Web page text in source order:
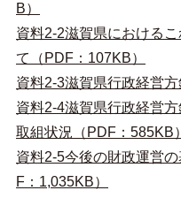
B）
資料2-2滋賀県における
て（PDF：107KB）
資料2-3滋賀県行政経営
資料2-4滋賀県行政経営
取組状況（PDF：585KB）
資料2-5今後の財政運営
F：1,035KB）